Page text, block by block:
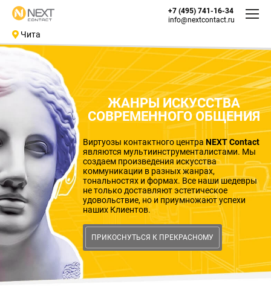
ЖАНРЫ ИСКУССТВА
СОВРЕМЕННОГО ОБЩЕНИЯ
Виртуозы контактного центра NEXT Contact
являются мультиинструменталистами. Мы
создаем произведения искусства
коммуникации в разных жанрах,
тональностях и формах. Все наши шедевры
не только доставляют эстетическое
удовольствие, но и приумножают успехи
наших Клиентов.
ПРИКОСНУТЬСЯ К ПРЕКРАСНОМУ
+7 (495) 741-16-34
info@nextcontact.ru
Чита